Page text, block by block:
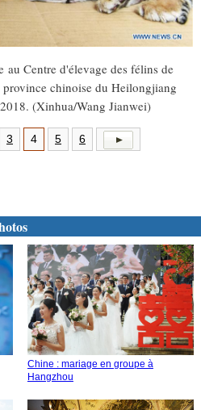
au Centre d'élevage des félins de
chinoise du Heilongjiang
(Xinhua/Wang Jianwei)
3 4 5 6
Chine : mariage en groupe à
Hangzhou